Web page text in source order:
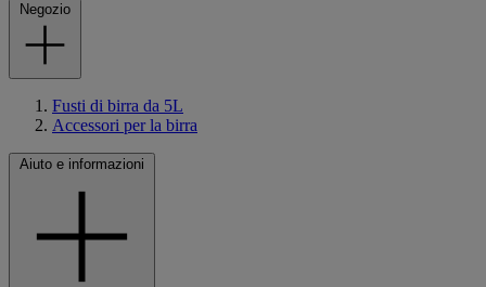
Negozio
Fusti di birra da 5L
Accessori per la birra
Aiuto e informazioni